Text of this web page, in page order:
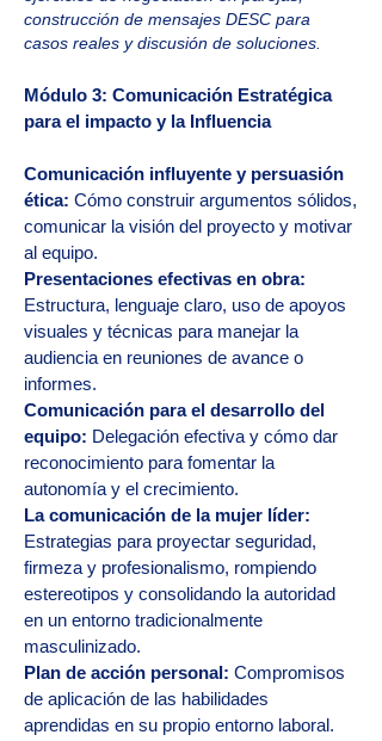
construcción de mensajes DESC para
casos reales y discusión de soluciones.
Módulo 3: Comunicación Estratégica
para el impacto y la Influencia
Comunicación influyente y persuasión
ética: Cómo construir argumentos sólidos,
comunicar la visión del proyecto y motivar
al equipo.
Presentaciones efectivas en obra:
Estructura, lenguaje claro, uso de apoyos
visuales y técnicas para manejar la
audiencia en reuniones de avance o
informes.
Comunicación para el desarrollo del
equipo: Delegación efectiva y cómo dar
reconocimiento para fomentar la
autonomía y el crecimiento.
La comunicación de la mujer líder:
Estrategias para proyectar seguridad,
firmeza y profesionalismo, rompiendo
estereotipos y consolidando la autoridad
en un entorno tradicionalmente
masculinizado.
Plan de acción personal: Compromisos
de aplicación de las habilidades
aprendidas en su propio entorno laboral.